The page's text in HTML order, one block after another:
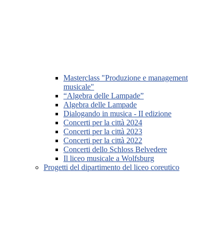
Masterclass "Produzione e management
musicale"
“Algebra delle Lampade”
Algebra delle Lampade
Dialogando in musica - II edizione
Concerti per la città 2024
Concerti per la città 2023
Concerti per la città 2022
Concerti dello Schloss Belvedere
Il liceo musicale a Wolfsburg
Progetti del dipartimento del liceo coreutico